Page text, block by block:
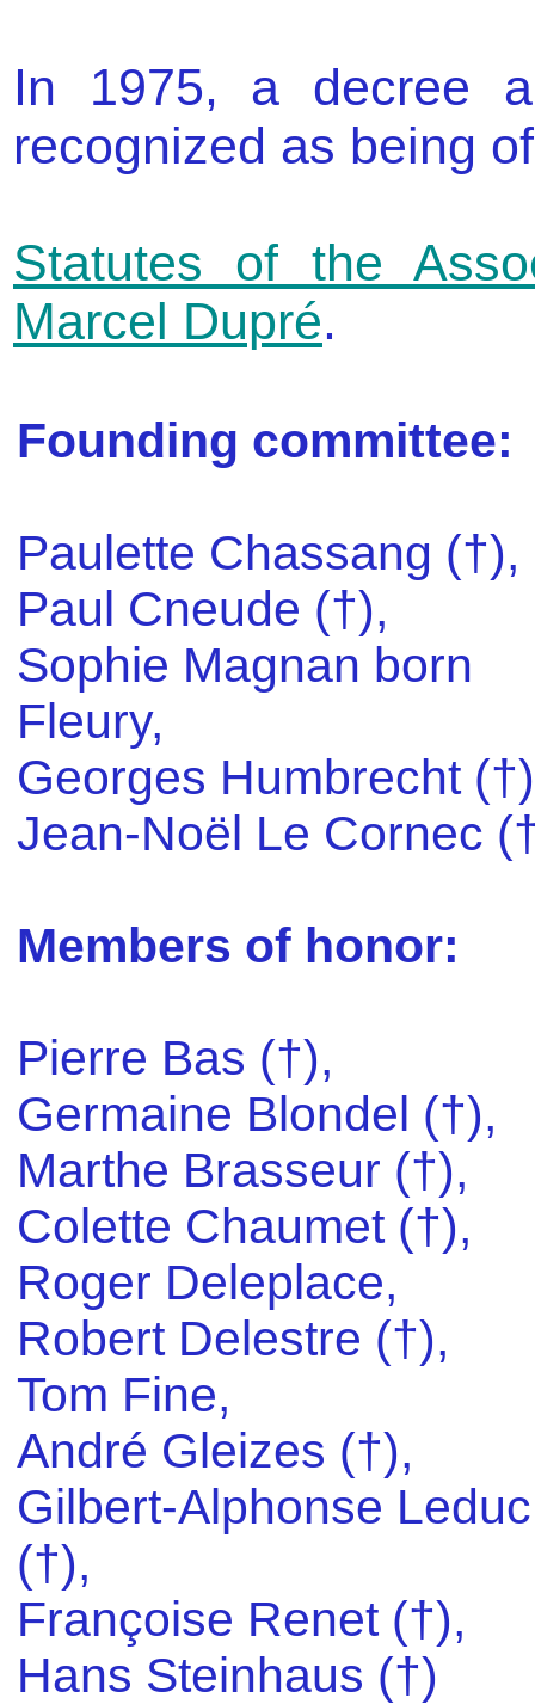
In 1975, a decree
recognized as being
Statutes of the
Marcel Dupré.
Founding committee:
Paulette Chassang (†),
Paul Cneude (†),
Sophie Magnan born
Fleury,
Georges Humbrecht
Jean-Noël Le Cornec
Members of honor:
Pierre Bas (†),
Germaine Blondel (†),
Marthe Brasseur (†),
Colette Chaumet (†),
Roger Deleplace,
Robert Delestre (†),
Tom Fine,
André Gleizes (†),
Gilbert-Alphonse Leduc
(†),
Françoise Renet (†),
Hans Steinhaus (†)